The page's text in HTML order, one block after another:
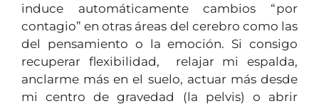
induce automáticamente cambios “por
contagio” en otras áreas del cerebro como las
del pensamiento o la emoción. Si consigo
recuperar flexibilidad, relajar mi espalda,
anclarme más en el suelo, actuar más desde
mi centro de gravedad (la pelvis) o abrir